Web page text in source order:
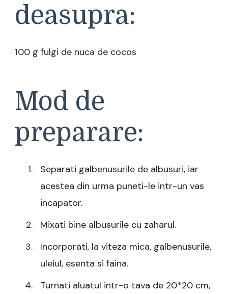
deasupra:
100 g fulgi de nuca de cocos
Mod de
preparare:
Separati galbenusurile de albusuri, iar
acestea din urma puneti-le intr-un vas
incapator.
Mixati bine albusurile cu zaharul.
Incorporati, la viteza mica, galbenusurile,
uleiul, esenta si faina.
Turnati aluatul intr-o tava de 20*20 cm,